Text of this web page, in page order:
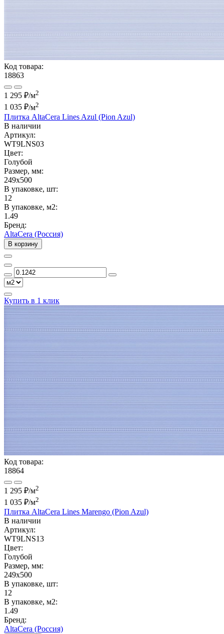
Код товара:
18863
1 295 ₽/м2
1 035 ₽/м2
Плитка AltaCera Lines Azul (Pion Azul)
В наличии
Артикул:
WT9LNS03
Цвет:
Голубой
Размер, мм:
249x500
В упаковке, шт:
12
В упаковке, м2:
1.49
Бренд:
AltaCera (Россия)
В корзину
Купить в 1 клик
Код товара:
18864
1 295 ₽/м2
1 035 ₽/м2
Плитка AltaCera Lines Marengo (Pion Azul)
В наличии
Артикул:
WT9LNS13
Цвет:
Голубой
Размер, мм:
249x500
В упаковке, шт:
12
В упаковке, м2:
1.49
Бренд:
AltaCera (Россия)